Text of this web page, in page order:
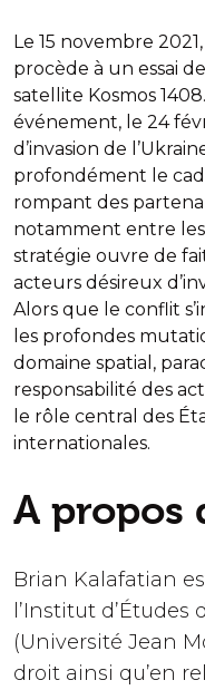
Le 15 novembre
procède à un essai
satellite Kosmos
événement, le 24
d’invasion de
profondément le
rompant des
notamment entre les
stratégie ouvre de
acteurs désireux
Alors que le conflit
les profondes
domaine spatial,
responsabilité des
le rôle central des
internationales.
A propos
Brian Kalafatian
l’Institut
(Université Jean
droit ainsi qu’en